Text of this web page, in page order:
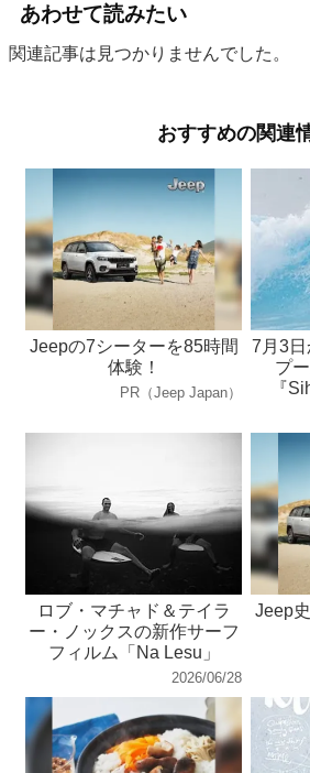
あわせて読みたい
関連記事は見つかりませんでした。
おすすめの関連
Jeepの7シーターを85時間
体験！
PR（Jeep Japan）
7月3
プ
『
ロブ・マチャド＆テイラ
ー・ノックスの新作サーフ
フィルム「Na Lesu」
2026/06/28
Jeep